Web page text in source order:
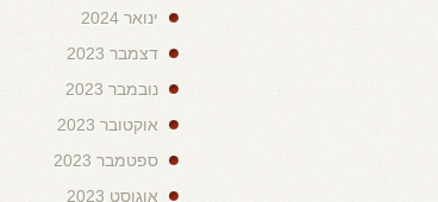
ינואר 2024
דצמבר 2023
נובמבר 2023
אוקטובר 2023
ספטמבר 2023
אוגוסט 2023